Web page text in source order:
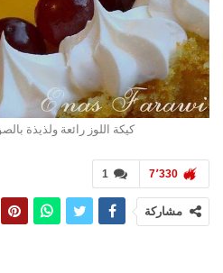
كيكة اللوز رائعة ولذيذة
1 7٬330
مشاركة